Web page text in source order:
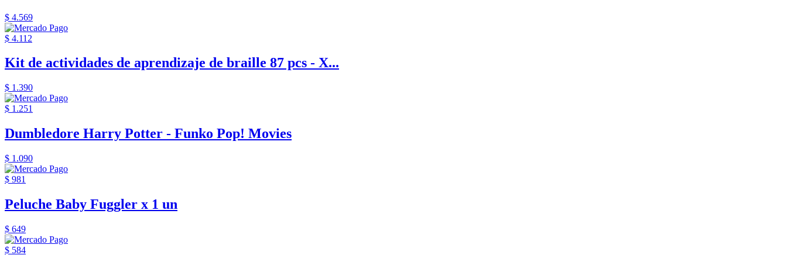
$ 4.569
$ 4.112
Kit de actividades de aprendizaje de braille 87 pcs - X...
$ 1.390
$ 1.251
Dumbledore Harry Potter - Funko Pop! Movies
$ 1.090
$ 981
Peluche Baby Fuggler x 1 un
$ 649
$ 584